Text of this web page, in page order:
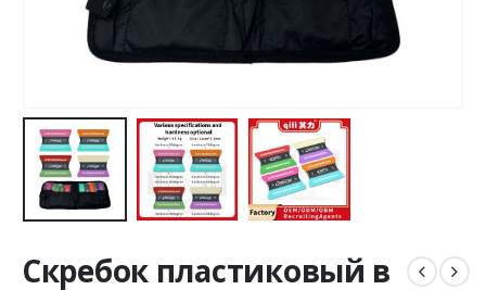
Скребок пластиковый в